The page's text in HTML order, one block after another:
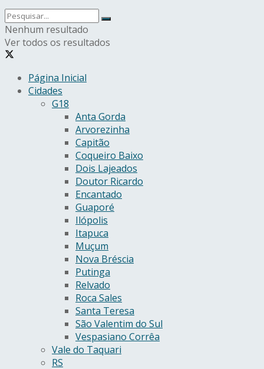
Nenhum resultado
Ver todos os resultados
Página Inicial
Cidades
G18
Anta Gorda
Arvorezinha
Capitão
Coqueiro Baixo
Dois Lajeados
Doutor Ricardo
Encantado
Guaporé
Ilópolis
Itapuca
Muçum
Nova Bréscia
Putinga
Relvado
Roca Sales
Santa Teresa
São Valentim do Sul
Vespasiano Corrêa
Vale do Taquari
RS